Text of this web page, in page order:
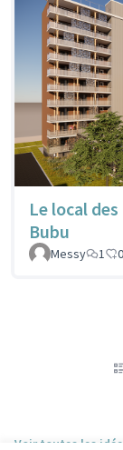
Le local des
Bubu
Messy
1 0
Voir toutes les